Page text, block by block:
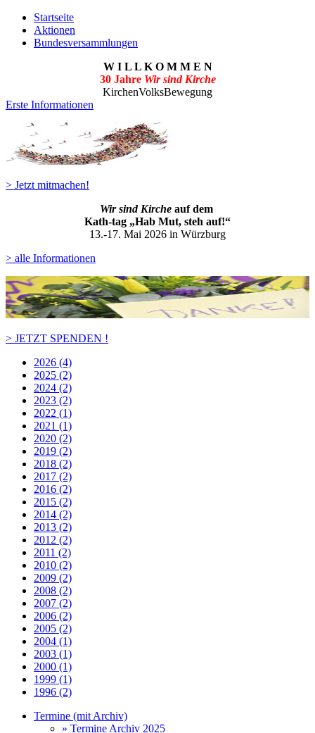
Startseite
Aktionen
Bundesversammlungen
W I L L K O M M E N
30 Jahre Wir sind Kirche
KirchenVolksBewegung
Erste Informationen
> Jetzt mitmachen!
Wir sind Kirche auf dem
Kath-tag „Hab Mut, steh auf!“
13.-17. Mai 2026 in Würzburg
> alle Informationen
> JETZT SPENDEN !
2026 (4)
2025 (2)
2024 (2)
2023 (2)
2022 (1)
2021 (1)
2020 (2)
2019 (2)
2018 (2)
2017 (2)
2016 (2)
2015 (2)
2014 (2)
2013 (2)
2012 (2)
2011 (2)
2010 (2)
2009 (2)
2008 (2)
2007 (2)
2006 (2)
2005 (2)
2004 (1)
2003 (1)
2000 (1)
1999 (1)
1996 (2)
Termine (mit Archiv)
» Termine Archiv 2025